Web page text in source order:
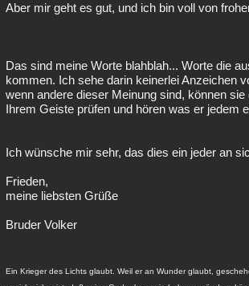
Aber mir geht es gut, und ich bin voll von
Das sind meine Worte blahblah... Worte die
kommen. Ich sehe darin keinerlei Anzeichen
wenn andere dieser Meinung sind, können sie
Ihrem Geiste prüfen und hören was er jedem
Ich wünsche mir sehr, das dies ein jeder an
Frieden,
meine liebsten Grüße
Bruder Volker
Ein Krieger des Lichts glaubt. Weil er an Wunder glaubt,